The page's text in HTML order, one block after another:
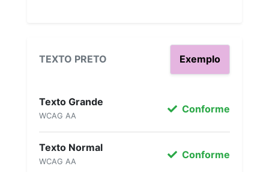
TEXTO PRETO Exemplo
Texto Grande
WCAG AA
Conforme
Texto Normal
WCAG AA
Conforme